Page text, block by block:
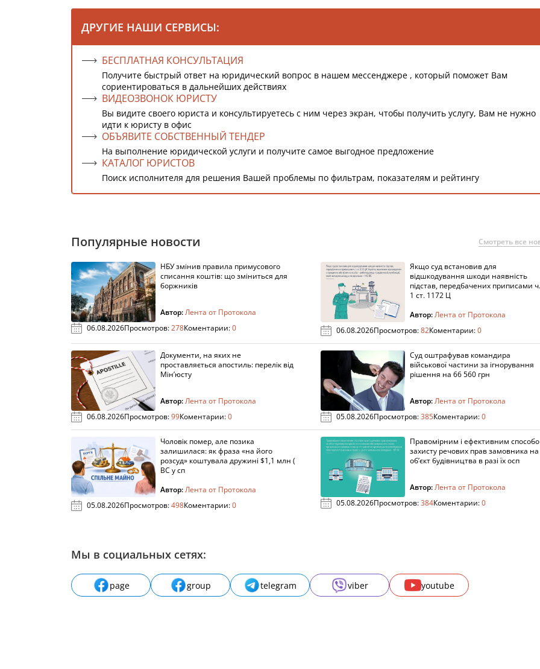
ДРУГИЕ НАШИ СЕРВИСЫ:
БЕСПЛАТНАЯ КОНСУЛЬТАЦИЯ
Получите быстрый ответ на юридический вопрос в нашем мессенджере , который поможет Вам
сориентироваться в дальнейших действиях
ВИДЕОЗВОНОК ЮРИСТУ
Вы видите своего юриста и консультируетесь с ним через экран, чтобы получить услугу, Вам не нужно
идти к юристу в офис
ОБЪЯВИТЕ СОБСТВЕННЫЙ ТЕНДЕР
На выполнение юридической услуги и получите самое выгодное предложение
КАТАЛОГ ЮРИСТОВ
Поиск исполнителя для решения Вашей проблемы по фильтрам, показателям и рейтингу
Популярные новости Смотреть все
НБУ змінив правила примусового
списання коштів: що зміниться для
боржників
Автор:Лента от Протокола
06.08.2026Просмотров:278Коментарии:0
Якщо суд встановив для
відшкодування шкоди наявність
підстав, передбачених приписами ч.
1 ст. 1172 Ц
Автор:Лента от Протокола
06.08.2026Просмотров:82Коментарии:0
Документи, на яких не
проставляється апостиль: перелік від
Мін’юсту
Автор:Лента от Протокола
06.08.2026Просмотров:99Коментарии:0
Суд оштрафував командира
військової частини за ігнорування
рішення на 66 560 грн
Автор:Лента от Протокола
05.08.2026Просмотров:385Коментарии:0
Чоловік помер, але позика
залишилася: як фраза «на його
розсуд» коштувала дружині $1,1 млн (
ВС у сп
Автор:Лента от Протокола
05.08.2026Просмотров:498Коментарии:0
Правомірним і ефективним
захисту речових прав замовника на
об’єкт будівництва в разі їх осп
Автор:Лента от Протокола
05.08.2026Просмотров:384Коментарии:0
Мы в социальных сетях:
page group telegram viber youtube